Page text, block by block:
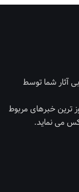
آثار شما توسط
ترین خبرهای مربوط
می نماید.